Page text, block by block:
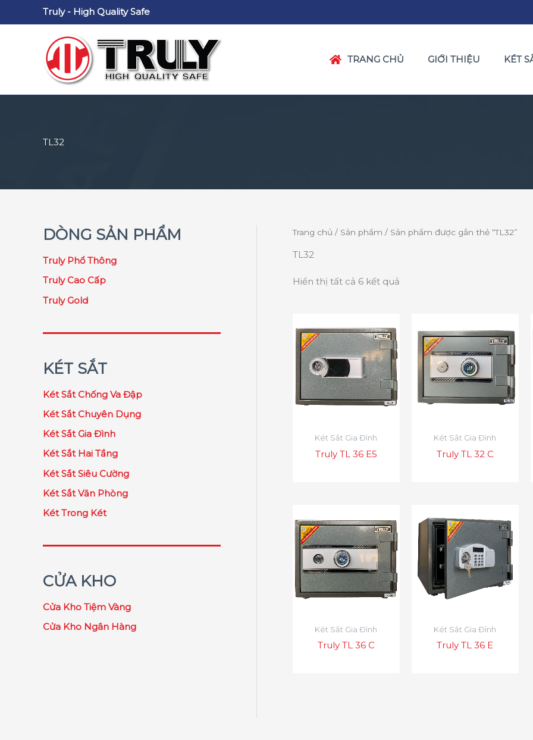
Truly - High Quality Safe
TRANG CHỦ GIỚI THIỆU KÉT
TL32
DÒNG SẢN PHẨM
Truly Phổ Thông
Truly Cao Cấp
Truly Gold
KÉT SẮT
Két Sắt Chống Va Đập
Két Sắt Chuyên Dụng
Két Sắt Gia Đình
Két Sắt Hai Tầng
Két Sắt Siêu Cường
Két Sắt Văn Phòng
Két Trong Két
CỬA KHO
Cửa Kho Tiệm Vàng
Cửa Kho Ngân Hàng
Trang chủ / Sản phẩm / Sản phẩm được gắn thẻ “TL32”
TL32
Hiển thị tất cả 6 kết quả
Két Sắt Gia Đình
Truly TL 36 E5
Két Sắt Gia Đình
Truly TL 32 C
Két Sắt Gia Đình
Truly TL 36 C
Két Sắt Gia Đình
Truly TL 36 E